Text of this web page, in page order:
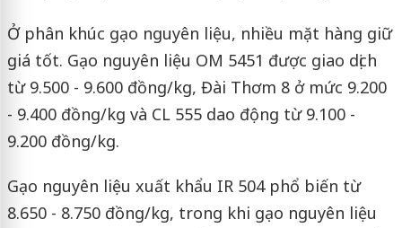
Ở phân khúc gạo nguyên liệu, nhiều mặt hàng giữ
giá tốt. Gạo nguyên liệu OM 5451 được giao dịch
từ 9.500 - 9.600 đồng/kg, Đài Thơm 8 ở mức 9.200
- 9.400 đồng/kg và CL 555 dao động từ 9.100 -
9.200 đồng/kg.
Gạo nguyên liệu xuất khẩu IR 504 phổ biến từ
8.650 - 8.750 đồng/kg, trong khi gạo nguyên liệu